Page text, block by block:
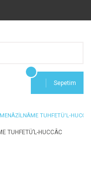
Sepetim
TUHFETÜ’L-